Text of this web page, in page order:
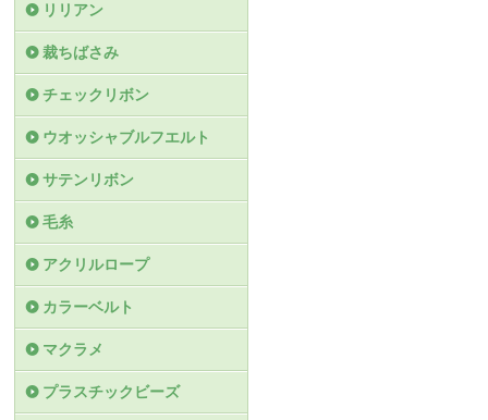
リリアン
裁ちばさみ
チェックリボン
ウオッシャブルフエルト
サテンリボン
毛糸
アクリルロープ
カラーベルト
マクラメ
プラスチックビーズ